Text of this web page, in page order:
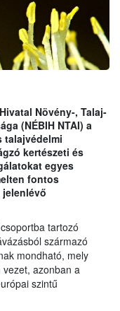
Növény-, Talaj-
(NÉBIH NTAI) a
talajvédelmi
kertészeti és
egyes
fontos
tartozó
származó
mondható, mely
azonban a
szintű